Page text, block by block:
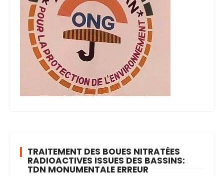
TRAITEMENT DES BOUES NITRATÉES
RADIOACTIVES ISSUES DES BASSINS:
TDN MONUMENTALE ERREUR